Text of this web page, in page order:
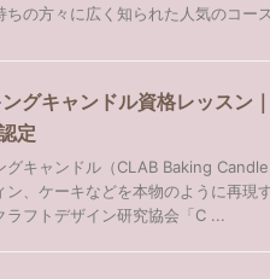
ちの方々に広く知られた人気のコー
グキャンドル資格レッスン
定
グキャンドル（CLAB Baking
ン、ケーキなどを本物のように再現
ラフトデザイン研究協会「C ...